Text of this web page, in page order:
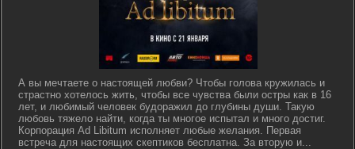
А вы мечтаете о настоящей любви? Чтобы голова кружилась и
страстно хотелось жить, чтобы все чувства были остры как в 16
лет, и любимый человек будоражил до глубины души. Такую
любовь тяжело найти, когда ты многое испытал и много достиг.
Корпорация Ad Libitum исполняет любые желания. Первая
встреча для настоящих скептиков бесплатна. За вторую и...